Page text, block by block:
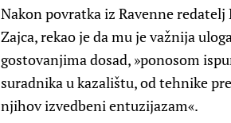
Nakon povratka iz Ravenne
Zajca, rekao je da mu je važnija
gostovanjima dosad, »ponosom
suradnika u kazalištu, od tehnike
njihov izvedbeni entuzijazam«.